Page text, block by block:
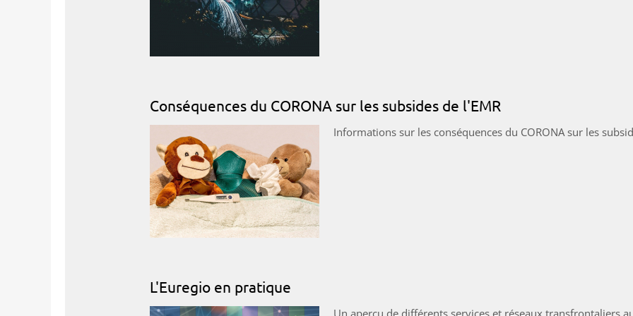
Conséquences du CORONA sur les subsides de l'EMR
Informations sur les conséquences du CORONA sur les
L'Euregio en pratique
Un aperçu de différents services et réseaux transfrontaliers